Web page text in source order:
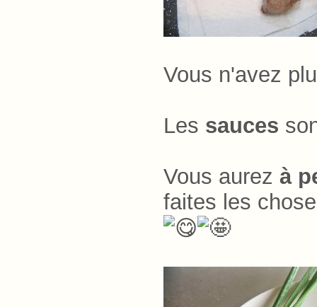
Vous n'avez
Les sauces
Vous aurez à
faites les